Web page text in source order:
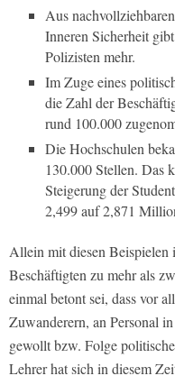
Aus
Inneren Sicherheit
Polizisten mehr.
Im Zuge eines
die Zahl der
rund 100.000
Die Hochschulen
130.000 Stellen. Das
Steigerung der
2,499 auf 2,871
Allein mit diesen Beispielen
Beschäftigten zu mehr als
einmal betont sei, dass vor
Zuwanderern, an Personal
gewollt bzw. Folge
Lehrer hat sich in diesem